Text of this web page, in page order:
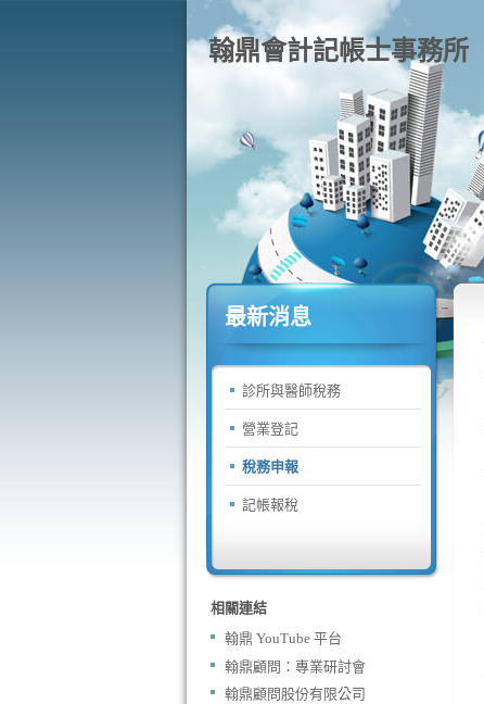
翰鼎會計記帳士事務所
最新消息
診所與醫師稅務
營業登記
稅務申報
記帳報稅
相關連結
翰鼎 YouTube 平台
翰鼎顧問：專業研討會
翰鼎顧問股份有限公司